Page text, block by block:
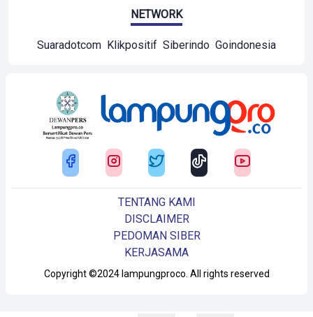
NETWORK
Suaradotcom Klikpositif Siberindo Goindonesia
Copyright ©2024 lampungproco. All rights reserved
TENTANG KAMI
DISCLAIMER
PEDOMAN SIBER
KERJASAMA